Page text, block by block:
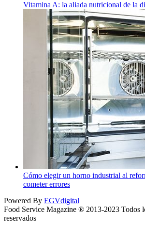
Vitamina A: la aliada nutricional de la
Cómo elegir un horno industrial al
cometer errores
Powered By EGVdigital
Food Service Magazine ® 2013-2023 Todos
reservados